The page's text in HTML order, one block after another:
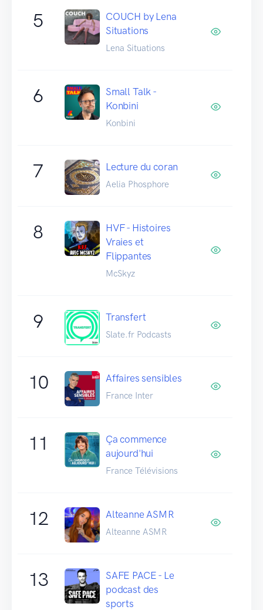
5
COUCH by Lena
Situations
Lena Situations
6
Small Talk -
Konbini
Konbini
7 Lecture du coran
Aelia Phosphore
8
HVF - Histoires
Vraies et
Flippantes
McSkyz
9 Transfert
Slate.fr Podcasts
10 Affaires sensibles
France Inter
11
Ça commence
aujourd'hui
France Télévisions
12 Alteanne ASMR
Alteanne ASMR
13
SAFE PACE - Le
podcast des
sports